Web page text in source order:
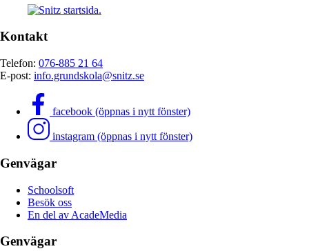
Kontakt
Telefon: 076-885 21 64
E-post: info.grundskola@snitz.se
facebook (öppnas i nytt fönster)
instagram (öppnas i nytt fönster)
Genvägar
Schoolsoft
Besök oss
En del av AcadeMedia
Genvägar